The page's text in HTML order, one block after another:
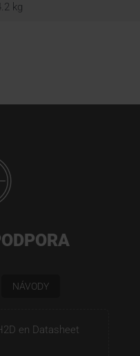
kg
NÁVODY
en Datasheet